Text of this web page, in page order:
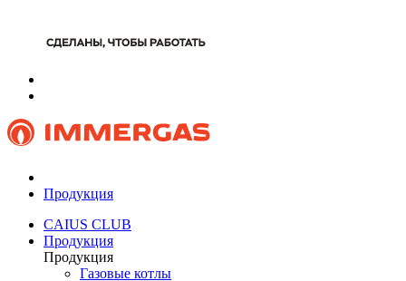
Продукция
CAIUS CLUB
Продукция
Продукция
Газовые котлы